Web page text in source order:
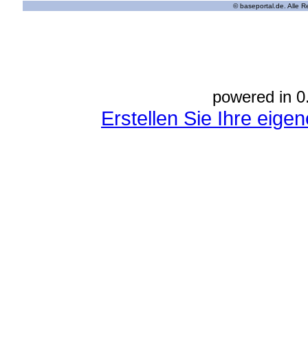
© baseportal.de. Alle
powered in
Erstellen Sie Ihre